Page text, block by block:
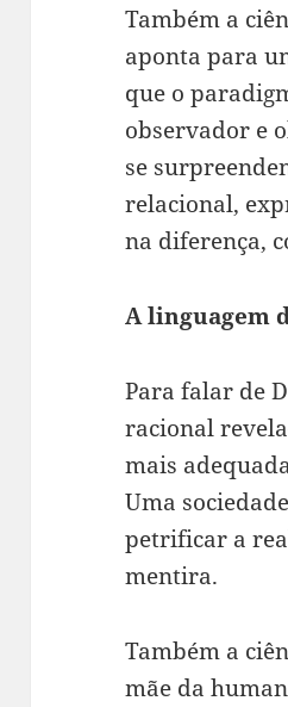
Também a
aponta para
que o
observador e
se
relacional,
na diferença,
A linguagem
Para falar de
racional
mais
Uma
petrificar a
mentira.
Também a
mãe da